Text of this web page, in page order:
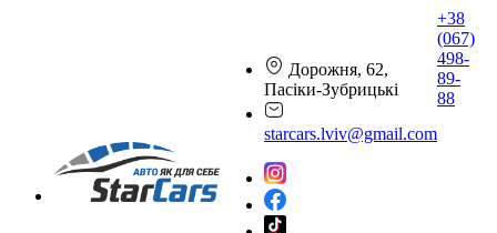
Дорожня, 62,
Пасіки-Зубрицькі
starcars.lviv@gmail.com
+38
(067)
498-
89-
88